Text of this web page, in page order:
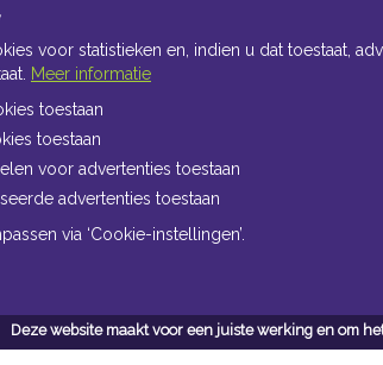
Deze website maakt voor een juiste werking en om
Contacteer ons
voor statistieken en, indien u dat toestaat,
Meer informatie
toestaan
toestaan
voor advertenties toestaan
advertenties toestaan
via ‘Cookie-instellingen’.